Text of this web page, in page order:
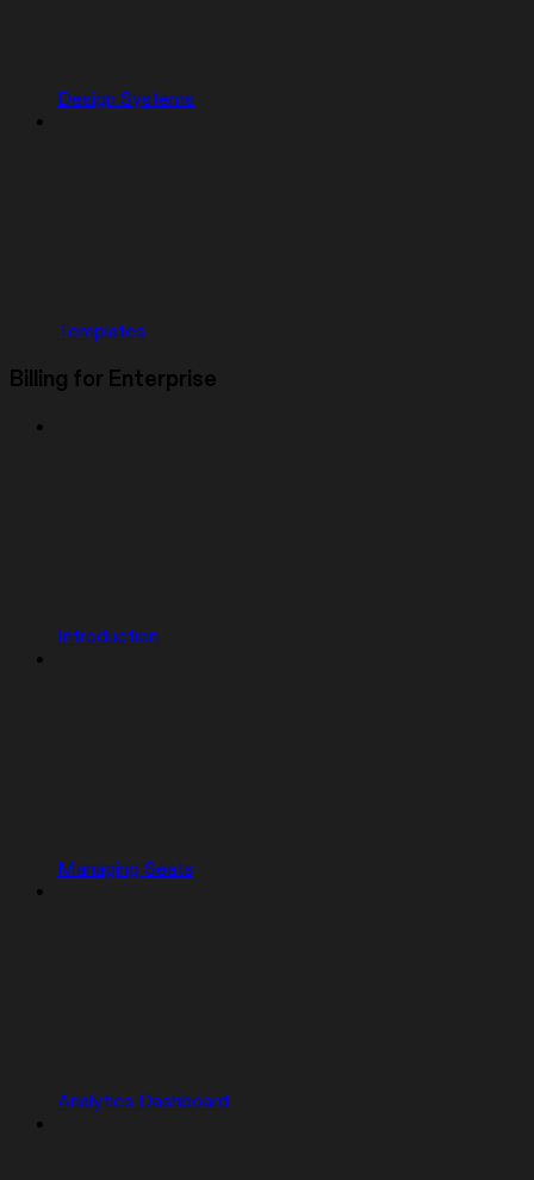
Design Systems
Templates
Billing for Enterprise
Introduction
Managing Seats
Analytics Dashboard